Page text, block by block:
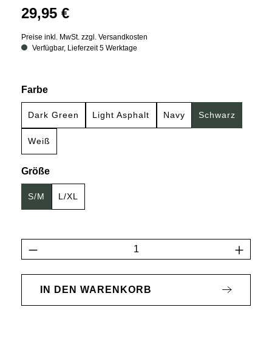
29,95 €
Preise inkl. MwSt. zzgl. Versandkosten
Verfügbar, Lieferzeit 5 Werktage
Farbeauswählen
Dark Green Light Asphalt Navy Schwarz
Weiß
Größeauswählen
S/M L/XL
Produkt Anzahl: Gib den gewünschten
IN DEN WARENKORB